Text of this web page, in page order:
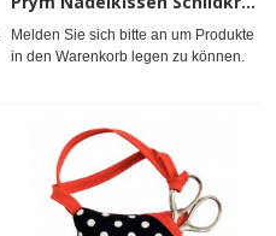
Melden Sie sich bitte an um Produkte
in den Warenkorb legen zu können.